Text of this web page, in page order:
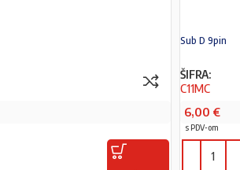
Sub D 9pin
ŠIFRA:
C11MC
6,00 €
s PDV-om